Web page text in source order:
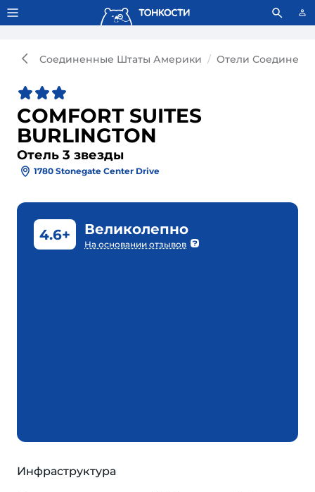
Тонкости используют сookie-файлы. Что это значит?
Соединенные Штаты Америки Отели
COMFORT SUITES
BURLINGTON
Отель 3 звезды
1780 Stonegate Center Drive
4.6+ Великолепно
На основании отзывов
Инфраструктура